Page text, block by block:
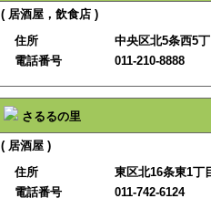
( 居酒屋，飲食店 )
住所
中央区北5条西5
電話番号
011-210-8888
さるるの里
( 居酒屋 )
住所
東区北16条東1丁
電話番号
011-742-6124